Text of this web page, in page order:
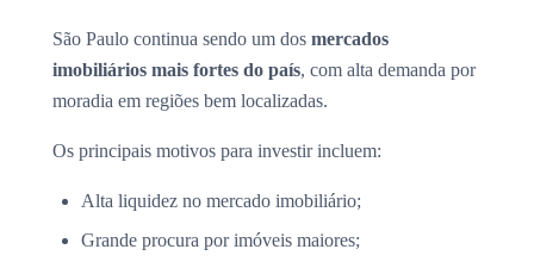
São Paulo continua sendo um dos mercados
imobiliários mais fortes do país, com alta demanda por
moradia em regiões bem localizadas.
Os principais motivos para investir incluem:
Alta liquidez no mercado imobiliário;
Grande procura por imóveis maiores;